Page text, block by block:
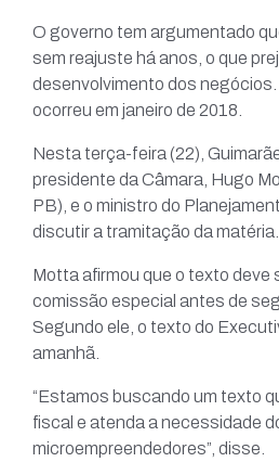
O governo tem argumentado
sem reajuste há anos, o que
desenvolvimento dos
ocorreu em janeiro de 2018.
Nesta terça-feira (22),
presidente da Câmara, Hugo
PB), e o ministro do
discutir a tramitação da matéria.
Motta afirmou que o texto deve
comissão especial antes de
Segundo ele, o texto do
amanhã.
“Estamos buscando um texto
fiscal e atenda a necessidade
microempreendedores”, disse.